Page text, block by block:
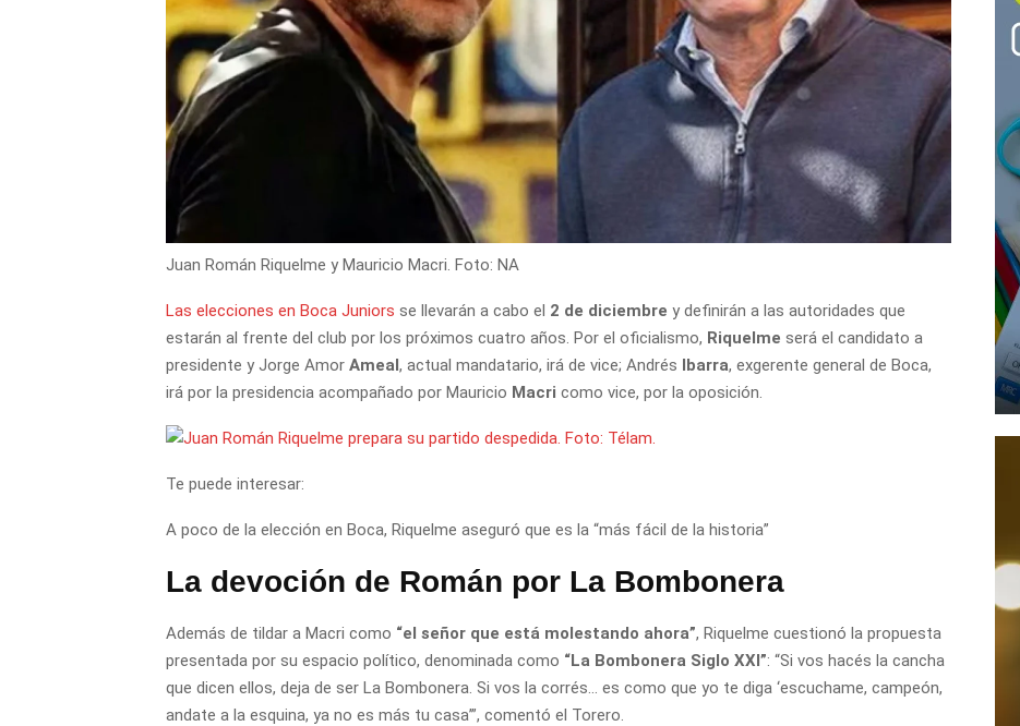
Juan Román Riquelme y Mauricio Macri. Foto: NA
Las elecciones en Boca Juniors se llevarán a cabo el 2 de diciembre y definirán a las autoridades que
estarán al frente del club por los próximos cuatro años. Por el oficialismo, Riquelme será el candidato a
presidente y Jorge Amor Ameal, actual mandatario, irá de vice; Andrés Ibarra, exgerente general de Boca,
irá por la presidencia acompañado por Mauricio Macri como vice, por la oposición.
Te puede interesar:
A poco de la elección en Boca, Riquelme aseguró que es la “más fácil de la historia”
La devoción de Román por La Bombonera
Además de tildar a Macri como “el señor que está molestando ahora”, Riquelme cuestionó la propuesta
presentada por su espacio político, denominada como “La Bombonera Siglo XXI”: “Si vos hacés la cancha
que dicen ellos, deja de ser La Bombonera. Si vos la corrés… es como que yo te diga ‘escuchame, campeón,
andate a la esquina, ya no es más tu casa’”, comentó el Torero.